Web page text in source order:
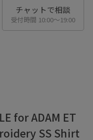
チャットで相談
受付時間 10:00〜19:00
for ADAM ET
SS Shirt